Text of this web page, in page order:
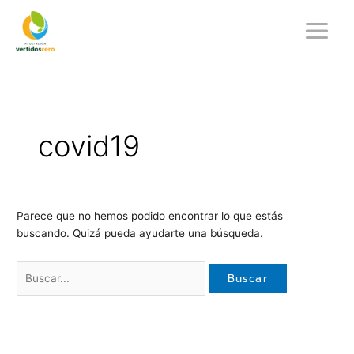
contenido
covid19
Parece que no hemos podido encontrar lo que estás
buscando. Quizá pueda ayudarte una búsqueda.
por: